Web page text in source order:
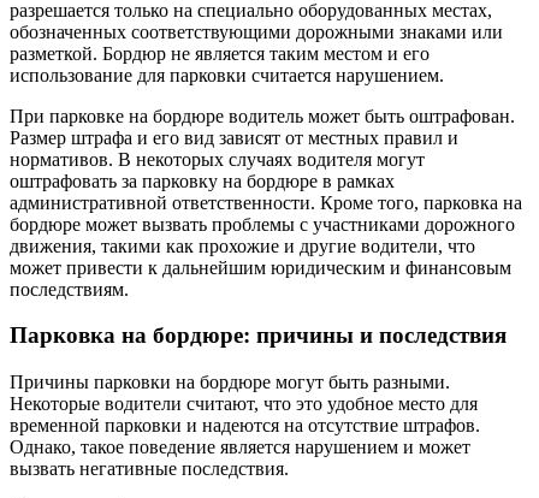
разрешается только на специально оборудованных местах,
обозначенных соответствующими дорожными знаками или
разметкой. Бордюр не является таким местом и его
использование для парковки считается нарушением.
При парковке на бордюре водитель может быть оштрафован.
Размер штрафа и его вид зависят от местных правил и
нормативов. В некоторых случаях водителя могут
оштрафовать за парковку на бордюре в рамках
административной ответственности. Кроме того, парковка на
бордюре может вызвать проблемы с участниками дорожного
движения, такими как прохожие и другие водители, что
может привести к дальнейшим юридическим и финансовым
последствиям.
Парковка на бордюре: причины и последствия
Причины парковки на бордюре могут быть разными.
Некоторые водители считают, что это удобное место для
временной парковки и надеются на отсутствие штрафов.
Однако, такое поведение является нарушением и может
вызвать негативные последствия.